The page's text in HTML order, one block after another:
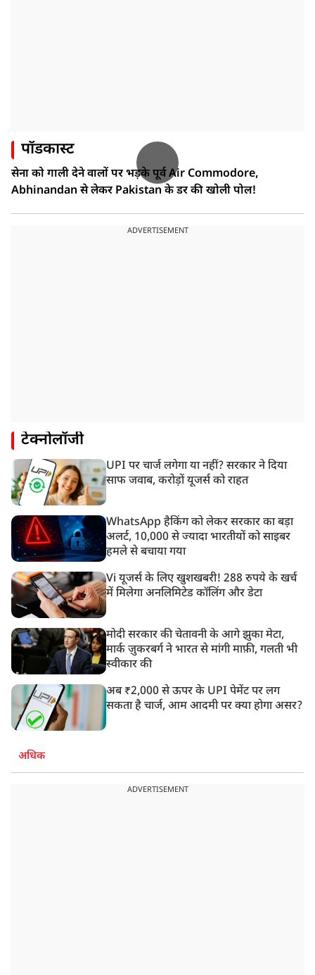
पॉडकास्ट
सेना को गाली देने वालों पर भड़के पूर्व Air Commodore,
Abhinandan से लेकर Pakistan के डर की खोली पोल!
ADVERTISEMENT
टेक्नोलॉजी
UPI पर चार्ज लगेगा या नहीं? सरकार ने दिया
साफ जवाब, करोड़ों यूजर्स को राहत
WhatsApp हैकिंग को लेकर सरकार का बड़ा
अलर्ट, 10,000 से ज्यादा भारतीयों को साइबर
हमले से बचाया गया
Vi यूजर्स के लिए खुशखबरी! 288 रुपये के खर्च
में मिलेगा अनलिमिटेड कॉलिंग और डेटा
मोदी सरकार की चेतावनी के आगे झुका मेटा,
मार्क ज़ुकरबर्ग ने भारत से मांगी माफ़ी, गलती भी
स्वीकार की
अब ₹2,000 से ऊपर के UPI पेमेंट पर लग
सकता है चार्ज, आम आदमी पर क्या होगा असर?
अधिक
ADVERTISEMENT